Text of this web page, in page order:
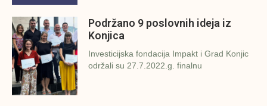
Podržano 9 poslovnih ideja iz
Konjica
Investicijska fondacija Impakt i Grad Konjic
održali su 27.7.2022.g. finalnu